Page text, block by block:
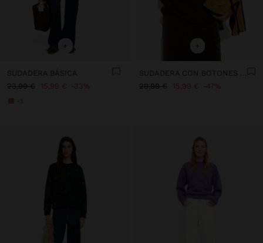
+
SUDADERA BÁSICA
23,99 €
15,99 € 33%
+
29,99 €
15,99 € 47%